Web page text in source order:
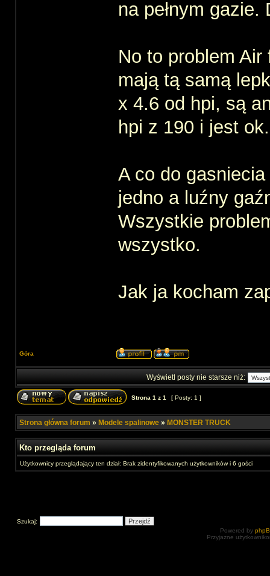
na pełnym
No to problem
mają tą samą
x 4.6 od hpi, są
hpi z 190 i jest ok.
A co do
jedno a luźny
Wszystkie
wszystko.
Jak ja kocham
Góra
Wyświetl posty nie starsze niż:
Strona 1 z 1 [ Posty: 1 ]
Strona główna forum » Modele spalinowe » MONSTER TRUCK
Kto przegląda forum
Użytkownicy przeglądający ten dział: Brak zidentyfikowanych użytkowników i 6 gości
Szukaj:
Powered by
Przyjazne